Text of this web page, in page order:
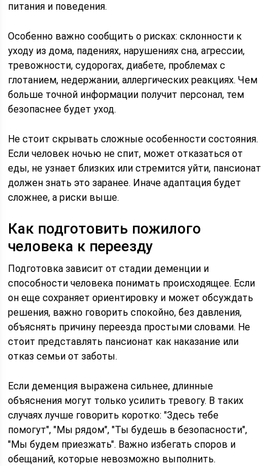
питания и поведения.
Особенно важно сообщить о рисках: склонности к
уходу из дома, падениях, нарушениях сна, агрессии,
тревожности, судорогах, диабете, проблемах с
глотанием, недержании, аллергических реакциях. Чем
больше точной информации получит персонал, тем
безопаснее будет уход.
Не стоит скрывать сложные особенности состояния.
Если человек ночью не спит, может отказаться от
еды, не узнает близких или стремится уйти, пансионат
должен знать это заранее. Иначе адаптация будет
сложнее, а риски выше.
Как подготовить пожилого
человека к переезду
Подготовка зависит от стадии деменции и
способности человека понимать происходящее. Если
он еще сохраняет ориентировку и может обсуждать
решения, важно говорить спокойно, без давления,
объяснять причину переезда простыми словами. Не
стоит представлять пансионат как наказание или
отказ семьи от заботы.
Если деменция выражена сильнее, длинные
объяснения могут только усилить тревогу. В таких
случаях лучше говорить коротко: "Здесь тебе
помогут", "Мы рядом", "Ты будешь в безопасности",
"Мы будем приезжать". Важно избегать споров и
обещаний, которые невозможно выполнить.